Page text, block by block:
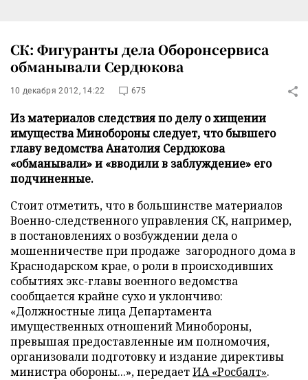
СК: Фигуранты дела Оборонсервиса
обманывали Сердюкова
10 декабря 2012, 14:22 675
Из материалов следствия по делу о хищении
имущества Минобороны следует, что бывшего
главу ведомства Анатолия Сердюкова
«обманывали» и «вводили в заблуждение» его
подчиненные.
Стоит отметить, что в большинстве материалов
Военно-следственного управления СК, например,
в постановлениях о возбуждении дела о
мошенничестве при продаже загородного дома в
Краснодарском крае, о роли в происходивших
событиях экс-главы военного ведомства
сообщается крайне сухо и уклончиво:
«Должностные лица Департамента
имущественных отношений Минобороны,
превышая предоставленные им полномочия,
организовали подготовку и издание директивы
министра обороны...», передаетИА «Росбалт».